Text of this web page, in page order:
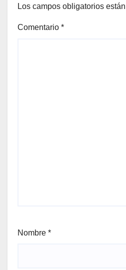
Los campos obligatorios
Comentario *
Nombre *